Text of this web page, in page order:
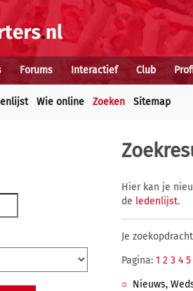
Forums Interactief Club
Wie online Zoeken Sitemap
Hier kan je
de ledenlijst.
Je
Pagina: 1 2 3 4 5
Nieuws,